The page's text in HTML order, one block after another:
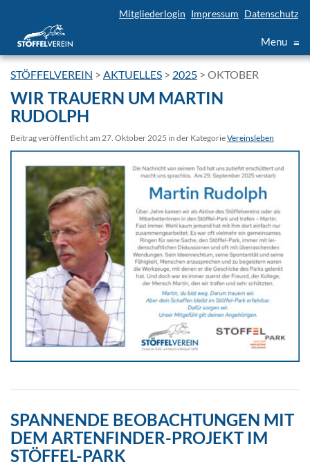
Mitgliederlogin Impressum Datenschutz
Menu ≡
STÖFFELVEREIN > AKTUELLES > 2025 > OKTOBER
WIR TRAUERN UM MARTIN
RUDOLPH
Beitrag veröffentlicht am 27. Oktober 2025 in der KategorieVereinsleben
SPANNENDE BEOBACHTUNGEN MIT
DEM ARTENFINDER-PROJEKT IM
STÖFFEL-PARK